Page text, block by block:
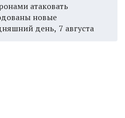
атаковать
новые
день, 7 августа